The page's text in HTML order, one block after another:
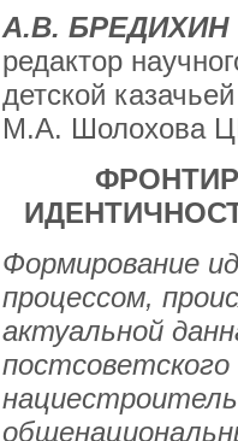
А.В. БРЕДИХИН
редактор
детской
М.А. Шолохова
Формирование
процессом,
актуальной